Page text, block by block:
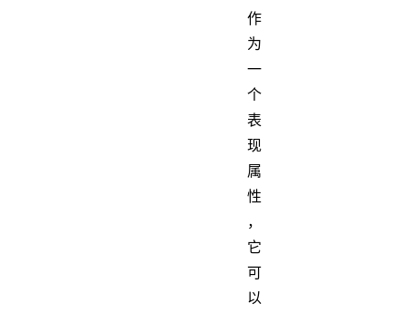
作
为
一
个
表
现
属
性
，
它
可
以